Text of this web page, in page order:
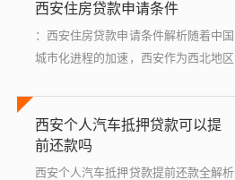
金问题的重要途径之一，特别是对于那
些拥有...
西安住房贷款申请条件
：西安住房贷款申请条件解析随着中国
城市化进程的加速，西安作为西北地区
家庭和个人更好地了解西安住房贷款的
申...
西安个人汽车抵押贷款可以提
前还款吗
西安个人汽车抵押贷款提前还款全解析